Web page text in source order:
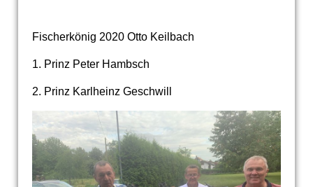
Fischerkönig 2020 Otto Keilbach
1. Prinz Peter Hambsch
2. Prinz Karlheinz Geschwill